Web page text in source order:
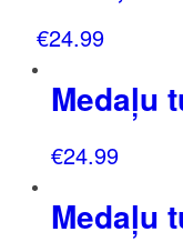
€24.99
Medaļu
€24.99
Medaļu